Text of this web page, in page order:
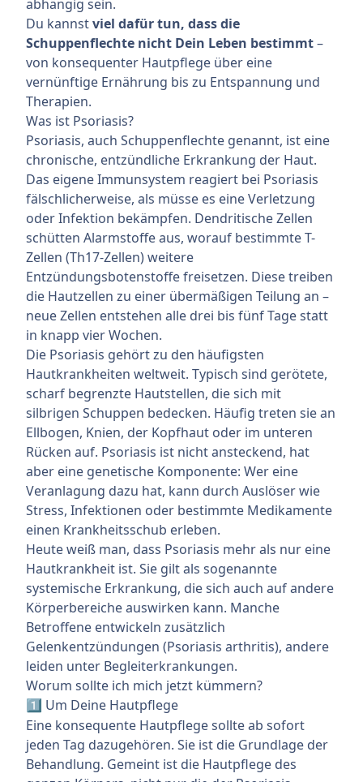
abhängig sein.
Du kannstviel dafür tun, dass die
Schuppenflechte nicht Dein Leben bestimmt–
von konsequenter Hautpflege über eine
vernünftige Ernährung bis zu Entspannung und
Therapien.
Was ist Psoriasis?
Psoriasis, auch Schuppenflechte genannt, ist eine
chronische, entzündliche Erkrankung der Haut.
Das eigene Immunsystem reagiert bei Psoriasis
fälschlicherweise, als müsse es eine Verletzung
oder Infektion bekämpfen. Dendritische Zellen
schütten Alarmstoffe aus, worauf bestimmte T-
Zellen (Th17-Zellen) weitere
Entzündungsbotenstoffe freisetzen. Diese treiben
die Hautzellen zu einer übermäßigen Teilung an –
neue Zellen entstehen alle drei bis fünf Tage statt
in knapp vier Wochen.
Die Psoriasis gehört zu den häufigsten
Hautkrankheiten weltweit. Typisch sind gerötete,
scharf begrenzte Hautstellen, die sich mit
silbrigen Schuppen bedecken. Häufig treten sie an
Ellbogen, Knien, der Kopfhaut oder im unteren
Rücken auf. Psoriasis ist nicht ansteckend, hat
aber eine genetische Komponente: Wer eine
Veranlagung dazu hat, kann durch Auslöser wie
Stress, Infektionen oder bestimmte Medikamente
einen Krankheitsschub erleben.
Heute weiß man, dass Psoriasis mehr als nur eine
Hautkrankheit ist. Sie gilt als sogenannte
systemische Erkrankung, die sich auch auf andere
Körperbereiche auswirken kann. Manche
Betroffene entwickeln zusätzlich
Gelenkentzündungen (Psoriasis arthritis), andere
leiden unter Begleiterkrankungen.
Worum sollte ich mich jetzt kümmern?
1️⃣ Um Deine Hautpflege
Eine konsequente Hautpflege sollte ab sofort
jeden Tag dazugehören. Sie ist die Grundlage der
Behandlung. Gemeint ist die Hautpflege des